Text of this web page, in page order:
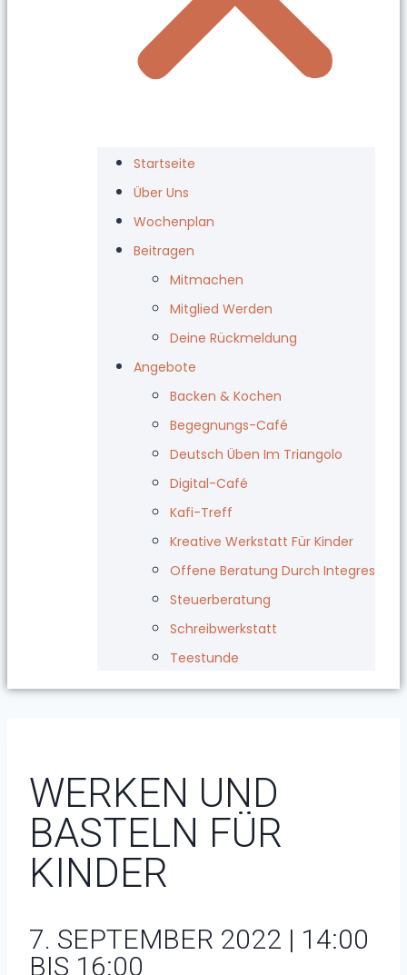
Startseite
Über Uns
Wochenplan
Beitragen
Mitmachen
Mitglied Werden
Deine Rückmeldung
Angebote
Backen & Kochen
Begegnungs-Café
Deutsch Üben Im Triangolo
Digital-Café
Kafi-Treff
Kreative Werkstatt Für Kinder
Offene Beratung Durch Integres
Steuerberatung
Schreibwerkstatt
Teestunde
WERKEN UND
BASTELN FÜR
KINDER
7. SEPTEMBER 2022 | 14:00
BIS 16:00